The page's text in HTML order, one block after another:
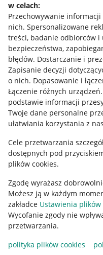
w celach:
Przechowywanie
nich. Spersonalizowane
treści, badanie odbiorców i
bezpieczeństwa,
błędów. Dostarczanie i
Zapisanie decyzji
o nich. Dopasowanie i
Łączenie różnych urządzeń.
podstawie informacji
Twoje dane personalne
ułatwiania korzystania z
Cele przetwarzania
dostępnych pod
plików cookies.
Zgodę wyrażasz
Możesz ją w każdym
zakładce Ustawienia plików
Wycofanie zgody nie
przetwarzania.
polityka plików cookies
Allegro Gadane dla
Allegro Gadane dla
Mapa miejscowości
Informacje prawne
Regulamin
Polityka plików "cookies"
Ustawienia plików
Udostępnianie lokalizacji
Informacje dla Aktu o
Pobierz aplikację